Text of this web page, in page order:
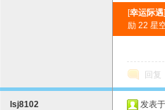
[幸运际遇
励 22 星
回复
lsj8102 发表